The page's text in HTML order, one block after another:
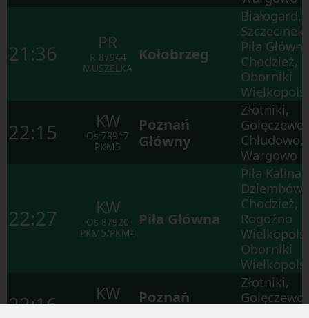
21:36 PR
R 87944
MUSZELKA
Kołobrzeg
Białogard,
Szczecinek,
Piła
Chodzież,
Oborniki
22:15 KW
Os 78917
PKM5
Poznań
Główny
Złotniki,
Golęczewo,
Chludowo,
Wargowo
22:27 KW
Os 87920
PKM5/PKM4
Piła Główna
Piła Kalina,
Chodzież,
Rogoźno
Oborniki
23:16 KW
Os78919
Poznań
Złotniki,
Golęczewo,